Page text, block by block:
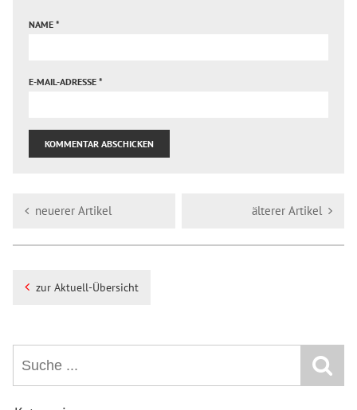
NAME *
E-MAIL-ADRESSE *
neuerer Artikel älterer Artikel
zur Aktuell-Übersicht